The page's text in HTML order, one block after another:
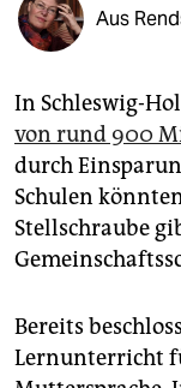
unterstützen
genossenschaft
epaper login
Aus
In Schleswig-
von rund 900
durch
Schulen
Stellschraube
Bereits
Lernunterricht